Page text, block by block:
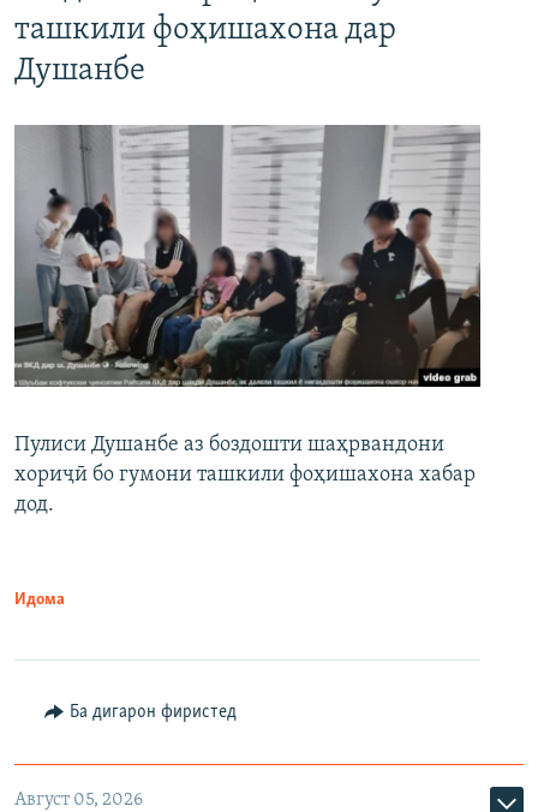
ташкили фоҳишахона дар
Душанбе
Пулиси Душанбе аз боздошти шаҳрвандони
хориҷӣ бо гумони ташкили фоҳишахона хабар
дод.
Идома
Ба дигарон фиристед
Август 05, 2026